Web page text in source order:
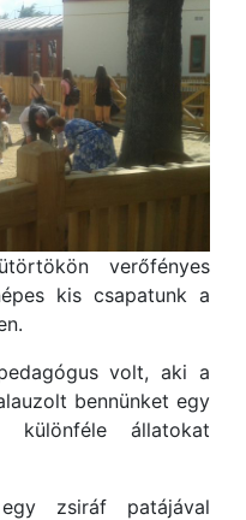
verőfényes
kis csapatunk a
volt, aki a
bennünket egy
különféle állatokat
zsiráf patájával